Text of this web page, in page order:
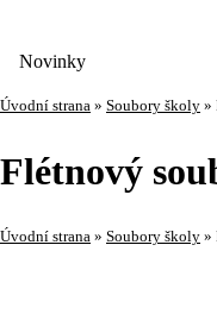
Novinky
Úvodní strana » Soubory školy »
Flétnový
Úvodní strana » Soubory školy »